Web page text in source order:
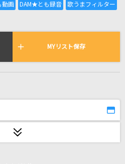
りれき
われている曲の一覧
て
MYリスト保存